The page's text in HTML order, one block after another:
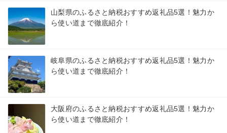
山梨県のふるさと納税おすすめ返礼品5選！魅力か
ら使い道まで徹底紹介！
岐阜県のふるさと納税おすすめ返礼品5選！魅力か
ら使い道まで徹底紹介！
大阪府のふるさと納税おすすめ返礼品5選！魅力か
ら使い道まで徹底紹介！